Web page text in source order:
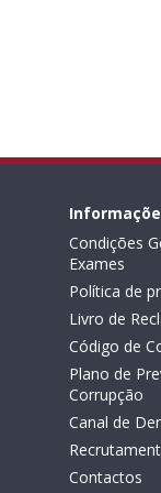
Condições
Exames
Política de
Livro de
Código de
Plano de
Corrupção
Canal de
Contactos